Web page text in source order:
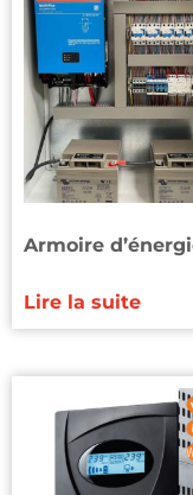
Armoire
Lire la suite